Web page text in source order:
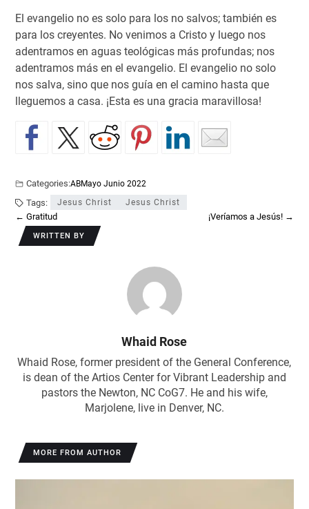
El evangelio no es solo para los no salvos; también es
para los creyentes. No venimos a Cristo y luego nos
adentramos en aguas teológicas más profundas; nos
adentramos más en el evangelio. El evangelio no solo
nos salva, sino que nos guía en el camino hasta que
lleguemos a casa. ¡Esta es una gracia maravillosa!
Categories:ABMayo Junio 2022
Tags: Jesus Christ Jesus Christ
← Gratitud ¡Veríamos a Jesús! →
WRITTEN BY
Whaid Rose
Whaid Rose, former president of the General Conference,
is dean of the Artios Center for Vibrant Leadership and
pastors the Newton, NC CoG7. He and his wife,
Marjolene, live in Denver, NC.
MORE FROM AUTHOR